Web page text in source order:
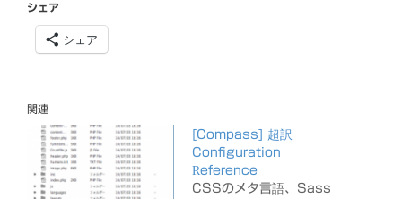
シェア
シェア
関連
[Compass] 超訳
Configuration
Reference
CSSのメタ言語、Sass